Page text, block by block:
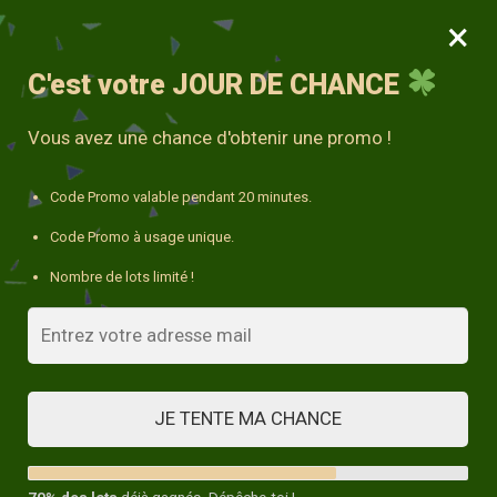
0
10% avec le code « DECO10 »
Coussin Animaux
×
C'est votre JOUR DE CHANCE
Vous avez une chance d'obtenir une promo !
Code Promo valable pendant 20 minutes.
Code Promo à usage unique.
Nombre de lots limité !
JE TENTE MA CHANCE